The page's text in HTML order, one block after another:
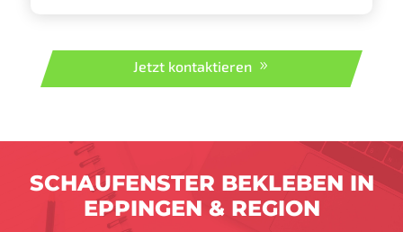
Jetzt kontaktieren
SCHAUFENSTER BEKLEBEN IN
EPPINGEN & REGION